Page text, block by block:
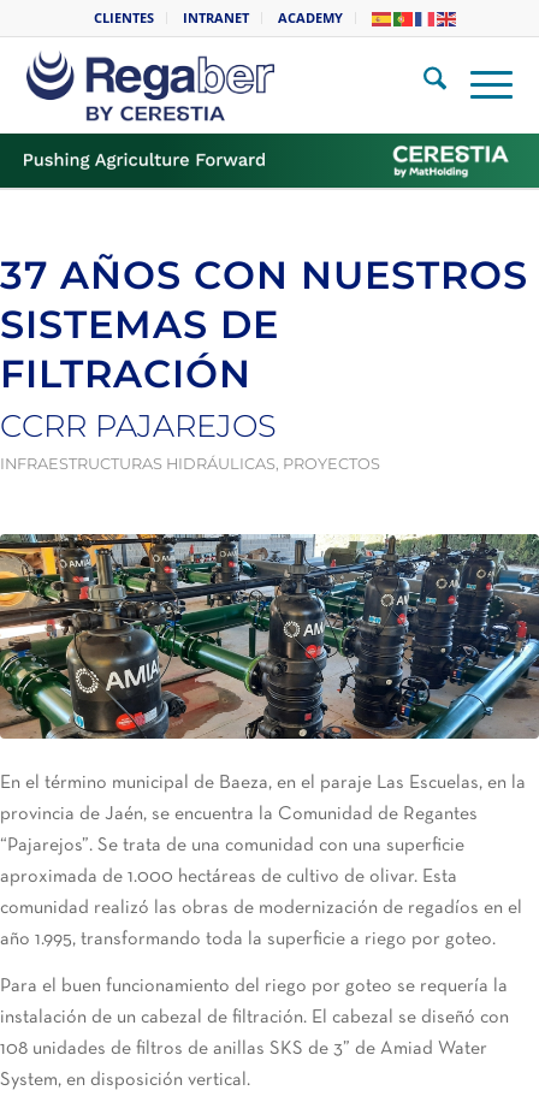
CLIENTES INTRANET ACADEMY
37 AÑOS CON NUESTROS
SISTEMAS DE
FILTRACIÓN
CCRR PAJAREJOS
INFRAESTRUCTURAS HIDRÁULICAS, PROYECTOS
En el término municipal de Baeza, en el paraje Las Escuelas, en la
provincia de Jaén, se encuentra la Comunidad de Regantes
“Pajarejos”. Se trata de una comunidad con una superficie
aproximada de 1.000 hectáreas de cultivo de olivar. Esta
comunidad realizó las obras de modernización de regadíos en el
año 1.995, transformando toda la superficie a riego por goteo.
Para el buen funcionamiento del riego por goteo se requería la
instalación de un cabezal de filtración. El cabezal se diseñó con
108 unidades de filtros de anillas SKS de 3” de Amiad Water
System, en disposición vertical.